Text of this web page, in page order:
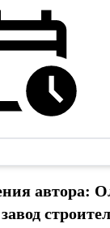
автора: